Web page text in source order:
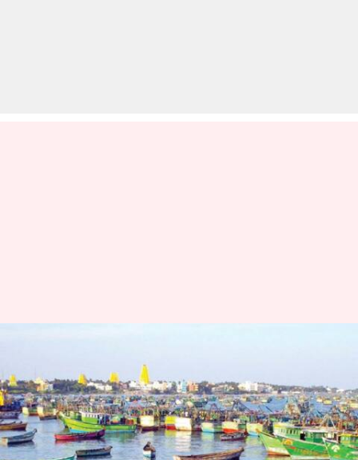
பேரினை கைது செய்த
இலங்கை கடற்படை
எழுதியவர் Nivetha P Jun 20, 2023 02:22 pm